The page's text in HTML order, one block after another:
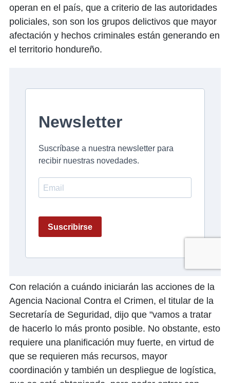
operan en el país, que a criterio de las autoridades
policiales, son son los grupos delictivos que mayor
afectación y hechos criminales están generando en
el territorio hondureño.
Con relación a cuándo iniciarán las acciones de la
Agencia Nacional Contra el Crimen, el titular de la
Secretaría de Seguridad, dijo que "vamos a tratar
de hacerlo lo más pronto posible. No obstante, esto
requiere una planificación muy fuerte, en virtud de
que se requieren más recursos, mayor
coordinación y también un despliegue de logística,